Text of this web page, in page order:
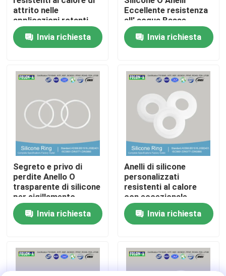
Prodotti
Video
Chi siamo
Fatory Tour
Controllo di qualità
Contattaci
notizie
giunti circolari di gomma
attrito nelle
applicazioni rotanti
Invia richiesta
Eccellente resistenza
all' acqua Basse
temperature
Invia richiesta
Segreto e privo di
perdite Anello O
trasparente di silicone
per sigillamento
Invia richiesta
Anelli di silicone
personalizzati
resistenti al calore
con eccezionale
resistenza all'acqua
Invia richiesta